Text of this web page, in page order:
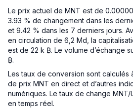
Le prix actuel de MNT est de
3.93 % de changement dans les
et 9.42 % dans les 7 derniers jours.
en circulation de 6,2 Md, la
est de 22 k ₿. Le volume d’échange
₿.
Les taux de conversion sont calculés
de prix MNT en direct et d’autres
numériques. Le taux de change MNT/
en temps réel.